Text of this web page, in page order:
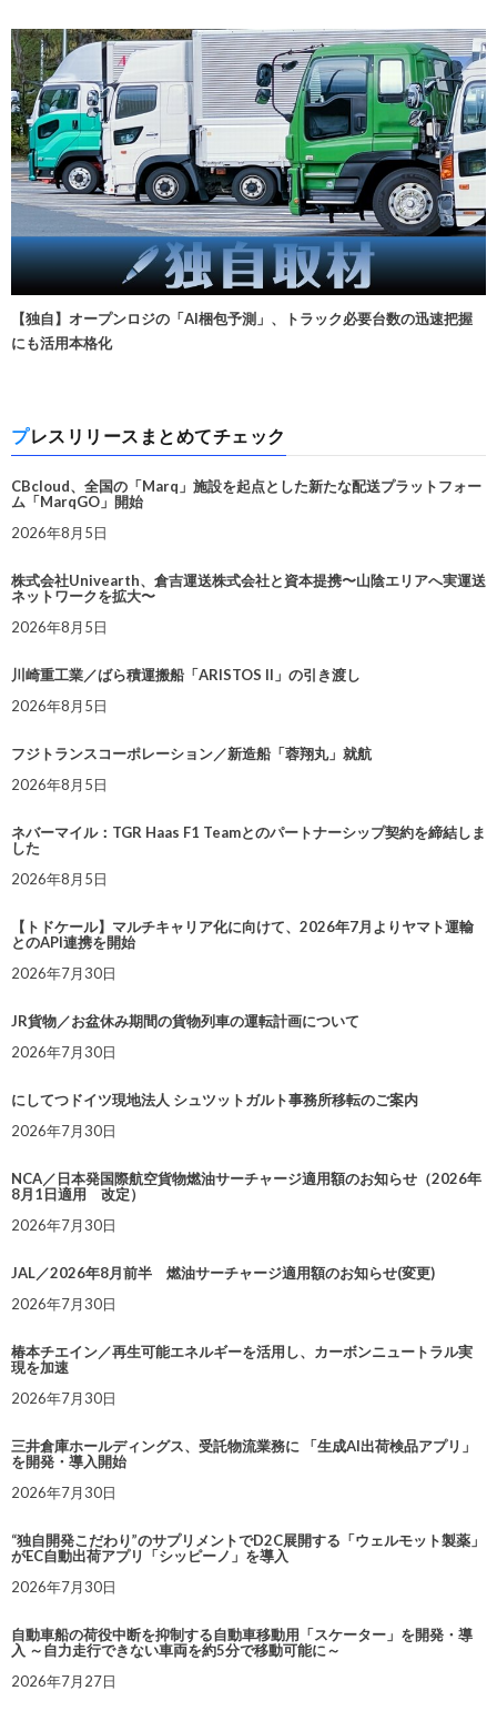
【独自】オープンロジの「AI梱包予測」、トラック必要台数の迅速把握
にも活用本格化
プレスリリースまとめてチェック
CBcloud、全国の「Marq」施設を起点とした新たな配送プラットフォー
ム「MarqGO」開始
2026年8月5日
株式会社Univearth、倉吉運送株式会社と資本提携〜山陰エリアへ実運送
ネットワークを拡大〜
2026年8月5日
川崎重工業／ばら積運搬船「ARISTOS II」の引き渡し
2026年8月5日
フジトランスコーポレーション／新造船「蓉翔丸」就航
2026年8月5日
ネバーマイル：TGR Haas F1 Teamとのパートナーシップ契約を締結しま
した
2026年8月5日
【トドケール】マルチキャリア化に向けて、2026年7月よりヤマト運輸
とのAPI連携を開始
2026年7月30日
JR貨物／お盆休み期間の貨物列車の運転計画について
2026年7月30日
にしてつドイツ現地法人 シュツットガルト事務所移転のご案内
2026年7月30日
NCA／日本発国際航空貨物燃油サーチャージ適用額のお知らせ（2026年
8月1日適用 改定）
2026年7月30日
JAL／2026年8月前半 燃油サーチャージ適用額のお知らせ(変更)
2026年7月30日
椿本チエイン／再生可能エネルギーを活用し、カーボンニュートラル実
現を加速
2026年7月30日
三井倉庫ホールディングス、受託物流業務に 「生成AI出荷検品アプリ」
を開発・導入開始
2026年7月30日
“独自開発こだわり”のサプリメントでD2C展開する「ウェルモット製薬」
がEC自動出荷アプリ「シッピーノ」を導入
2026年7月30日
自動車船の荷役中断を抑制する自動車移動用「スケーター」を開発・導
入 ～自力走行できない車両を約5分で移動可能に～
2026年7月27日